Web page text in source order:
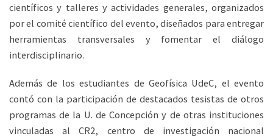
científicos y talleres y actividades generales, organizados
por el comité científico del evento, diseñados para entregar
herramientas transversales y fomentar el diálogo
interdisciplinario.
Además de los estudiantes de Geofísica UdeC, el evento
contó con la participación de destacados tesistas de otros
programas de la U. de Concepción y de otras instituciones
vinculadas al CR2, centro de investigación nacional